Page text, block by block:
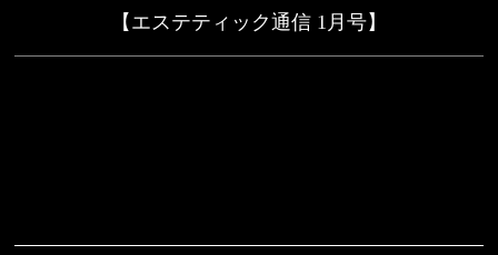
【エステティック通信 1月号】